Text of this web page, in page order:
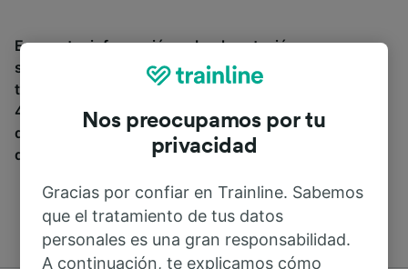
Encuentra información sobre la estación y sus
servicios, comprueba los horarios de tren y reserva
tus billetes desde o hacia Chelan. Trainline opera en
45 países y vende billetes de más de 270 compañías
de tren y autobús incluyendoSNCF . Descubre a
dónde puedes ir desde Chelan con Trainline.
Nos preocupamos por tu
privacidad
Gracias por confiar en Trainline. Sabemos
que el tratamiento de tus datos
personales es una gran responsabilidad.
A continuación, te explicamos cómo